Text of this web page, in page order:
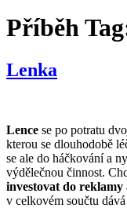
Příběh
Lenka
Lence se po potratu
kterou se dlouhodobě
se ale do háčkování a
výdělečnou činnost.
investovat do
v celkovém součtu dává